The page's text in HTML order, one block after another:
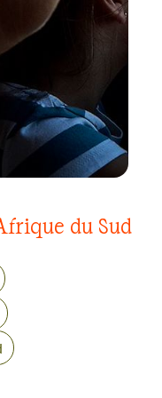
du Sud